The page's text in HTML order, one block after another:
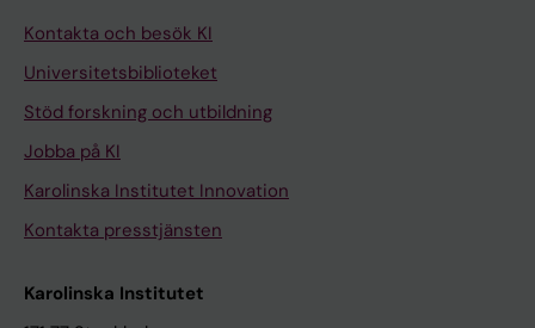
Kontakta och besök KI
Universitetsbiblioteket
Stöd forskning och utbildning
Jobba på KI
Karolinska Institutet Innovation
Kontakta presstjänsten
Karolinska Institutet